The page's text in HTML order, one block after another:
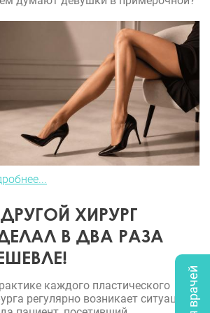
ХИРУРГ
В ДВА РАЗА
каждого пластического
регулярно возникает ситуация,